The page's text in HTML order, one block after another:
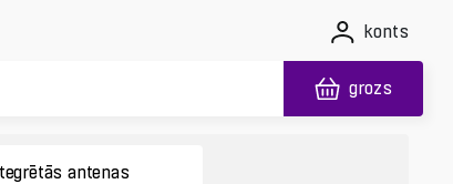
konts
grozs
antenas